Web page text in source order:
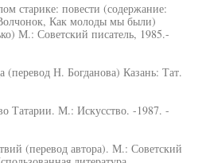
старике: повести (содержание:
Как молоды мы были)
М.: Советский писатель, 1985.-
Н. Богданова) Казань: Тат.
Татарии. М.: Искусство. -1987. -
(перевод автора). М.: Советский